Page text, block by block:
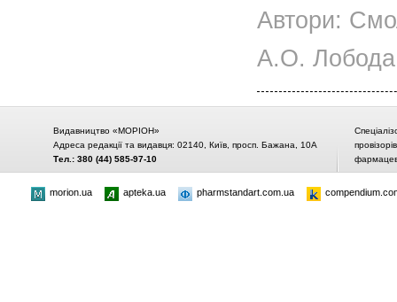
Автори:
А.О.
Видавництво «МОРІОН»
Адреса редакції та видавця: 02140, Київ, просп. Бажана, 10А
Тел.: 380 (44) 585-97-10
morion.ua apteka.ua pharmstandart.com.ua